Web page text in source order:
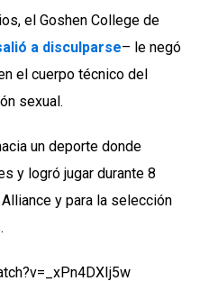
el Goshen College de
a disculparse– le negó
el cuerpo técnico del
sexual.
un deporte donde
y logró jugar durante 8
y para la selección